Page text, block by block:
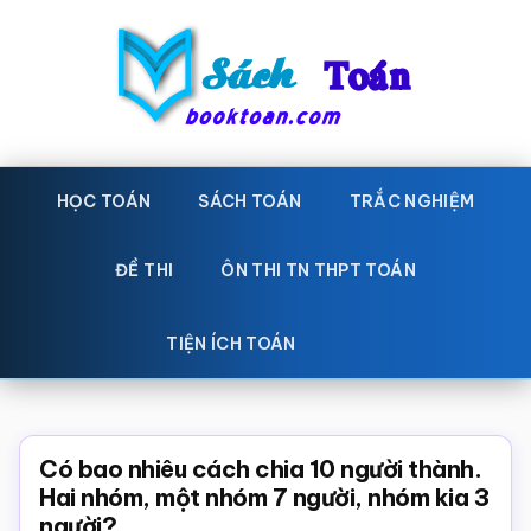
Sách
Toán
toán
Học
toán,
giáo
Toán,
trắc
HỌC TOÁN SÁCH TOÁN TRẮC NGHIỆM
ĐỀ THI ÔN THI TN THPT TOÁN
TIỆN ÍCH TOÁN
Có bao nhiêu cách chia 10 người thành.
Hai nhóm, một nhóm 7 người, nhóm kia 3